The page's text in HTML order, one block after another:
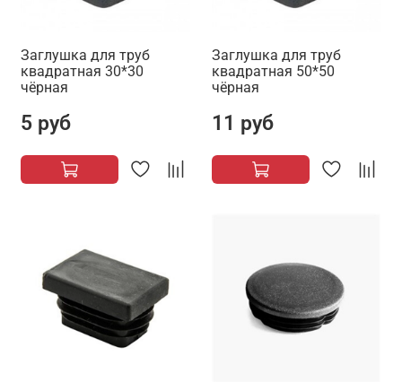
Заглушка для труб
квадратная 30*30
чёрная
5 руб
Заглушка для труб
квадратная 50*50
чёрная
11 руб